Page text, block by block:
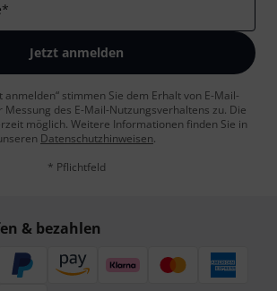
*
Jetzt anmelden
anmelden“ stimmen Sie dem Erhalt von E-Mail-
Messung des E-Mail-Nutzungsverhaltens zu. Die
möglich. Weitere Informationen finden Sie in
Datenschutzhinweisen.
* Pflichtfeld
& bezahlen